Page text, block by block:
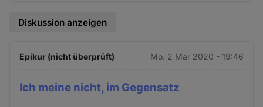
Diskussion anzeigen
Epikur (nicht überprüft) Mo. 2 Mär 2020 - 19:46
Ich meine nicht, im Gegensatz